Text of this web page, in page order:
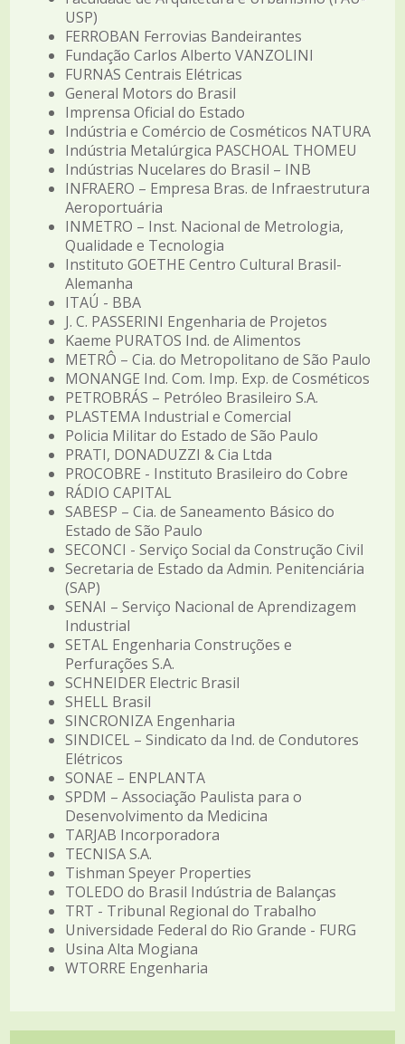
USP)
FERROBAN Ferrovias Bandeirantes
Fundação Carlos Alberto VANZOLINI
FURNAS Centrais Elétricas
General Motors do Brasil
Imprensa Oficial do Estado
Indústria e Comércio de Cosméticos NATURA
Indústria Metalúrgica PASCHOAL THOMEU
Indústrias Nucelares do Brasil – INB
INFRAERO – Empresa Bras. de Infraestrutura
Aeroportuária
INMETRO – Inst. Nacional de Metrologia,
Qualidade e Tecnologia
Instituto GOETHE Centro Cultural Brasil-
Alemanha
ITAÚ - BBA
J. C. PASSERINI Engenharia de Projetos
Kaeme PURATOS Ind. de Alimentos
METRÔ – Cia. do Metropolitano de São Paulo
MONANGE Ind. Com. Imp. Exp. de Cosméticos
PETROBRÁS – Petróleo Brasileiro S.A.
PLASTEMA Industrial e Comercial
Policia Militar do Estado de São Paulo
PRATI, DONADUZZI & Cia Ltda
PROCOBRE - Instituto Brasileiro do Cobre
RÁDIO CAPITAL
SABESP – Cia. de Saneamento Básico do
Estado de São Paulo
SECONCI - Serviço Social da Construção Civil
Secretaria de Estado da Admin. Penitenciária
(SAP)
SENAI – Serviço Nacional de Aprendizagem
Industrial
SETAL Engenharia Construções e
Perfurações S.A.
SCHNEIDER Electric Brasil
SHELL Brasil
SINCRONIZA Engenharia
SINDICEL – Sindicato da Ind. de Condutores
Elétricos
SONAE – ENPLANTA
SPDM – Associação Paulista para o
Desenvolvimento da Medicina
TARJAB Incorporadora
TECNISA S.A.
Tishman Speyer Properties
TOLEDO do Brasil Indústria de Balanças
TRT - Tribunal Regional do Trabalho
Universidade Federal do Rio Grande - FURG
Usina Alta Mogiana
WTORRE Engenharia